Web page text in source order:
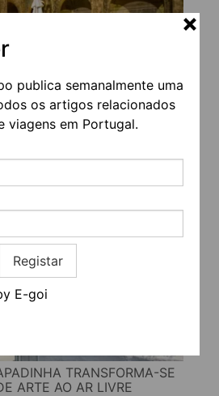
publica semanalmente uma
os artigos relacionados
viagens em Portugal.
Registar
E-goi
A AMARANTE PARA
A GASTRONOMIA E A
TRANSFORMA-SE
ARTE AO AR LIVRE